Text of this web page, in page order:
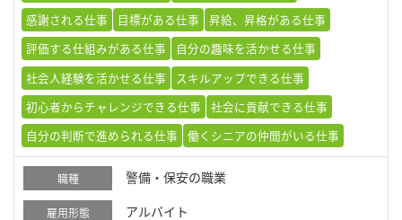
感謝される仕事
目標がある仕事
昇給、昇格がある仕事
評価する仕組みがある仕事
自分の趣味を活かせる仕事
社会人経験を活かせる仕事
スキルアップできる仕事
初心者からチャレンジできる仕事
社会に貢献できる仕事
自分の判断で進められる仕事
働くシニアの仲間がいる仕事
職種 警備・保安の職業
雇用形態 アルバイト